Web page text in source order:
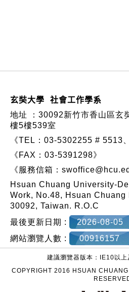
玄奘大學 社會工作學系
地址 ： 30092新竹市香山區玄
樓5樓539室
《TEL：03-5302255 # 5513
《FAX：03-5391298》
《服務信箱：
Hsuan Chuang University-
Work, No.48, Hsuan
30092, Taiwan. R.O.C
最後更新日期 :
2026-08-05
網站瀏覽人數 :
00916157
建議瀏覽器版本：IE10以上
COPYRIGHT 2016 HSUAN